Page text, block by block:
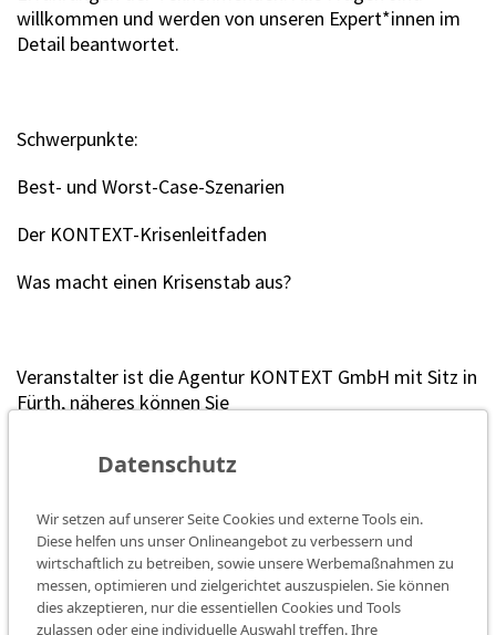
willkommen und werden von unseren Expert*innen im
Detail beantwortet.
Schwerpunkte:
Best- und Worst-Case-Szenarien
Der KONTEXT-Krisenleitfaden
Was macht einen Krisenstab aus?
Veranstalter ist die Agentur KONTEXT GmbH mit Sitz in
Fürth, näheres können Sie
akademie/krisenkommunikations-
seminare/grundlagen-der-krisenkommunikation/
Fördermitglieder
Datenschutz
Wir setzen auf unserer Seite Cookies und externe Tools ein.
Diese helfen uns unser Onlineangebot zu verbessern und
wirtschaftlich zu betreiben, sowie unsere Werbemaßnahmen zu
messen, optimieren und zielgerichtet auszuspielen. Sie können
dies akzeptieren, nur die essentiellen Cookies und Tools
zulassen oder eine individuelle Auswahl treffen. Ihre